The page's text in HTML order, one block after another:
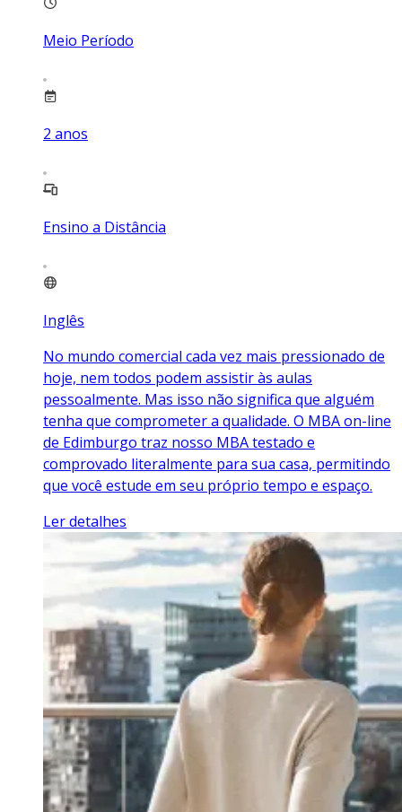
Meio Período
2 anos
Ensino a Distância
Inglês
No mundo comercial cada vez mais pressionado de
hoje, nem todos podem assistir às aulas
pessoalmente. Mas isso não significa que alguém
tenha que comprometer a qualidade. O MBA on-line
de Edimburgo traz nosso MBA testado e
comprovado literalmente para sua casa, permitindo
que você estude em seu próprio tempo e espaço.
Ler detalhes